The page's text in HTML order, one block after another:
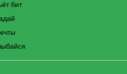
бит